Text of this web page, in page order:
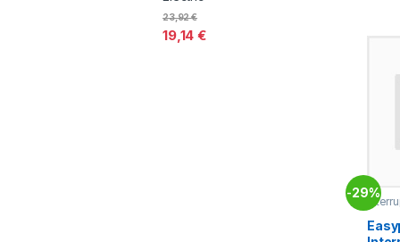
-29%
19,14€
23,92€